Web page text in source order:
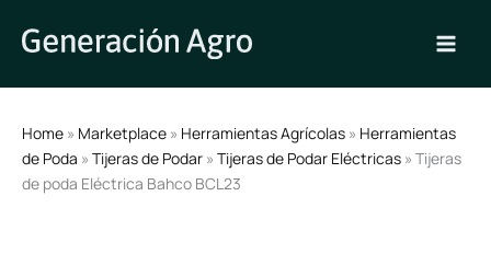
Home » Marketplace » Herramientas Agrícolas » Herramientas
de Poda » Tijeras de Podar » Tijeras de Podar Eléctricas » Tijeras
de poda Eléctrica Bahco BCL23